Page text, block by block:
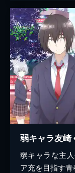
弱キャラ友崎
弱キャラな主
ア充を目指す